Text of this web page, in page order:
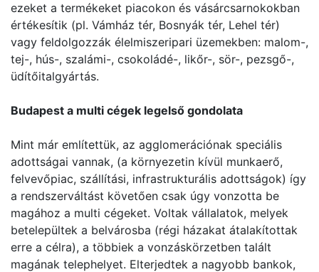
ezeket a termékeket piacokon és vásárcsarnokokban
értékesítik (pl. Vámház tér, Bosnyák tér, Lehel tér)
vagy feldolgozzák élelmiszeripari üzemekben: malom-,
tej-, hús-, szalámi-, csokoládé-, likőr-, sör-, pezsgő-,
üdítőitalgyártás.
Budapest a multi cégek legelső gondolata
Mint már említettük, az agglomerációnak speciális
adottságai vannak, (a környezetin kívül munkaerő,
felvevőpiac, szállítási, infrastrukturális adottságok) így
a rendszerváltást követően csak úgy vonzotta be
magához a multi cégeket. Voltak vállalatok, melyek
betelepültek a belvárosba (régi házakat átalakítottak
erre a célra), a többiek a vonzáskörzetben talált
magának telephelyet. Elterjedtek a nagyobb bankok,